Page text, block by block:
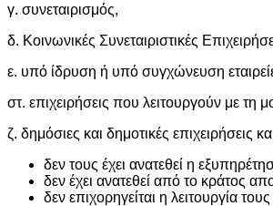
γ. συνεταιρισμός,
δ. Κοινωνικές Συνεταιριστικές
ε. υπό ίδρυση ή υπό συγχώνευση
στ. επιχειρήσεις που λειτουργούν με
ζ. δημόσιες και δημοτικές επιχειρήσεις
δεν τους έχει ανατεθεί η
δεν έχει ανατεθεί από το κράτος
δεν επιχορηγείται η λειτουργία